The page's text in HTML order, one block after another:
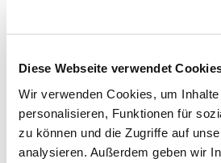
Diese Webseite verwendet
Wir verwenden Cookies, um
personalisieren, Funktionen für
zu können und die Zugriffe auf
analysieren. Außerdem geben wir
Die Gruppe richtet sich an
komm doch einfach mal zu einem
Spieleabende. Wir freuen uns auf